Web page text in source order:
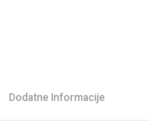
Dodatne Informacije